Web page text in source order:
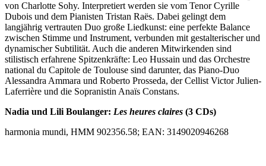
von Charlotte Sohy. Interpretiert werden sie vom Tenor Cyrille
Dubois und dem Pianisten Tristan Raës. Dabei gelingt dem
langjährig vertrauten Duo große Liedkunst: eine perfekte Balance
zwischen Stimme und Instrument, verbunden mit gestalterischer und
dynamischer Subtilität. Auch die anderen Mitwirkenden sind
stilistisch erfahrene Spitzenkräfte: Leo Hussain und das Orchestre
national du Capitole de Toulouse sind darunter, das Piano-Duo
Alessandra Ammara und Roberto Prosseda, der Cellist Victor Julien-
Laferrière und die Sopranistin Anaïs Constans.
Nadia und Lili Boulanger: Les heures claires (3 CDs)
harmonia mundi, HMM 902356.58; EAN: 3149020946268